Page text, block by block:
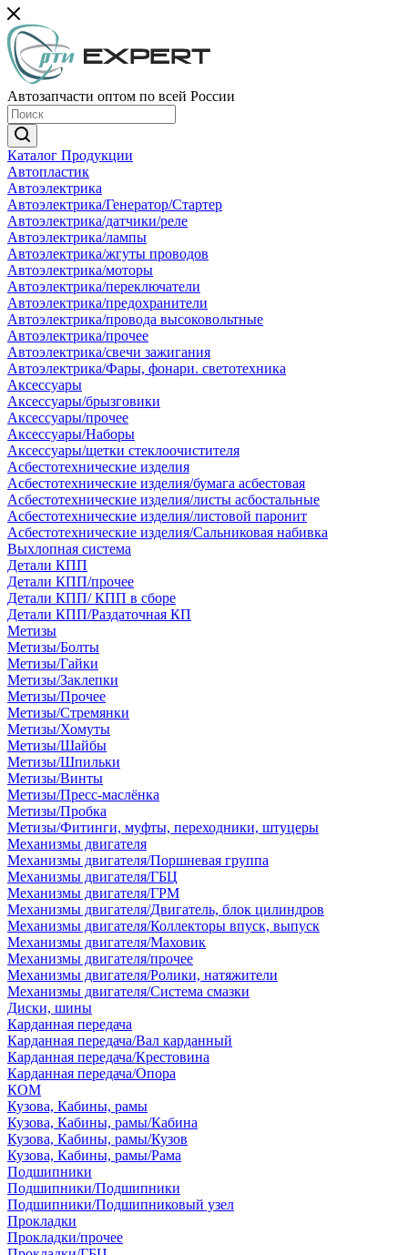
Автозапчасти оптом по всей России
Каталог Продукции
Автопластик
Автоэлектрика
Автоэлектрика/Генератор/Стартер
Автоэлектрика/датчики/реле
Автоэлектрика/лампы
Автоэлектрика/жгуты проводов
Автоэлектрика/моторы
Автоэлектрика/переключатели
Автоэлектрика/предохранители
Автоэлектрика/провода высоковольтные
Автоэлектрика/прочее
Автоэлектрика/свечи зажигания
Автоэлектрика/Фары, фонари. светотехника
Аксессуары
Аксессуары/брызговики
Аксессуары/прочее
Аксессуары/Наборы
Аксессуары/щетки стеклоочистителя
Асбестотехнические изделия
Асбестотехнические изделия/бумага асбестовая
Асбестотехнические изделия/листы асбостальные
Асбестотехнические изделия/листовой паронит
Асбестотехнические изделия/Сальниковая набивка
Выхлопная система
Детали КПП
Детали КПП/прочее
Детали КПП/ КПП в сборе
Детали КПП/Раздаточная КП
Метизы
Метизы/Болты
Метизы/Гайки
Метизы/Заклепки
Метизы/Прочее
Метизы/Стремянки
Метизы/Хомуты
Метизы/Шайбы
Метизы/Шпильки
Метизы/Винты
Метизы/Пресс-маслёнка
Метизы/Пробка
Метизы/Фитинги, муфты, переходники, штуцеры
Механизмы двигателя
Механизмы двигателя/Поршневая группа
Механизмы двигателя/ГБЦ
Механизмы двигателя/ГРМ
Механизмы двигателя/Двигатель, блок цилиндров
Механизмы двигателя/Коллекторы впуск, выпуск
Механизмы двигателя/Маховик
Механизмы двигателя/прочее
Механизмы двигателя/Ролики, натяжители
Механизмы двигателя/Система смазки
Диски, шины
Карданная передача
Карданная передача/Вал карданный
Карданная передача/Крестовина
Карданная передача/Опора
КОМ
Кузова, Кабины, рамы
Кузова, Кабины, рамы/Кабина
Кузова, Кабины, рамы/Кузов
Кузова, Кабины, рамы/Рама
Подшипники
Подшипники/Подшипники
Подшипники/Подшипниковый узел
Прокладки
Прокладки/прочее